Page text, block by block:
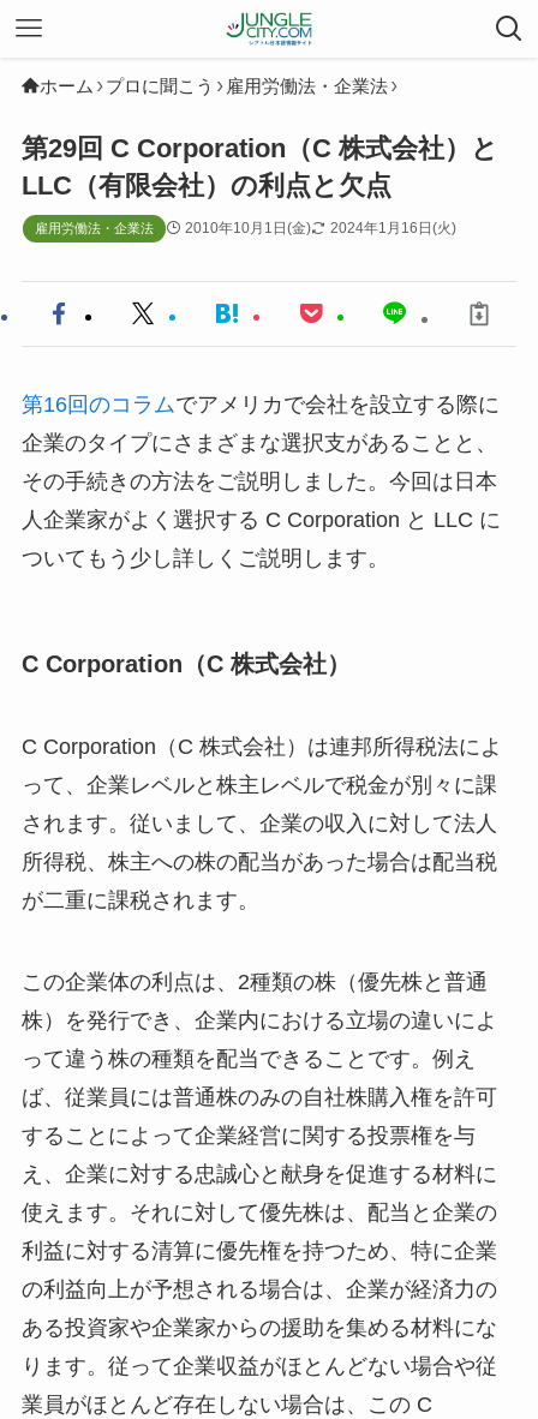
ホーム プロに聞こう 雇用労働法・企業法
第29回 C Corporation（C 株式会社）と
LLC（有限会社）の利点と欠点
雇用労働法・企業法 2010年10月1日(金) 2024年1月16日(火)
第16回のコラムでアメリカで会社を設立する際に
企業のタイプにさまざまな選択支があることと、
その手続きの方法をご説明しました。今回は日本
人企業家がよく選択する C Corporation と LLC に
ついてもう少し詳しくご説明します。
C Corporation（C 株式会社）
C Corporation（C 株式会社）は連邦所得税法によ
って、企業レベルと株主レベルで税金が別々に課
されます。従いまして、企業の収入に対して法人
所得税、株主への株の配当があった場合は配当税
が二重に課税されます。
この企業体の利点は、2種類の株（優先株と普通
株）を発行でき、企業内における立場の違いによ
って違う株の種類を配当できることです。例え
ば、従業員には普通株のみの自社株購入権を許可
することによって企業経営に関する投票権を与
え、企業に対する忠誠心と献身を促進する材料に
使えます。それに対して優先株は、配当と企業の
利益に対する清算に優先権を持つため、特に企業
の利益向上が予想される場合は、企業が経済力の
ある投資家や企業家からの援助を集める材料にな
ります。従って企業収益がほとんどない場合や従
業員がほとんど存在しない場合は、この C